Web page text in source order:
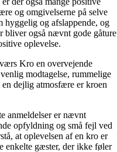
og omgivelserne på selve
hyggelig og afslappende, og
bliver også nævnt gode gåture
oplevelse.
Kro en overvejende
modtagelse, rummelige
dejlig atmosfære er kroen
anmeldelser er nævnt
opfyldning og små fejl ved
at oplevelsen af en kro er
enkelte gæster, der ikke føler